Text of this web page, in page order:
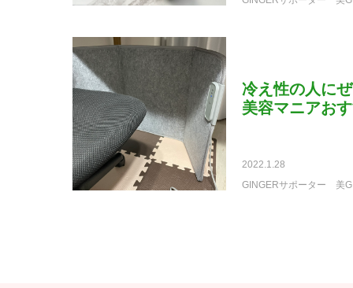
冷え性の人に
美容マニアお
2022.1.28
GINGERサポーター
美